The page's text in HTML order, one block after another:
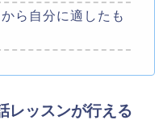
ら自分に適したも
レッスンが行える